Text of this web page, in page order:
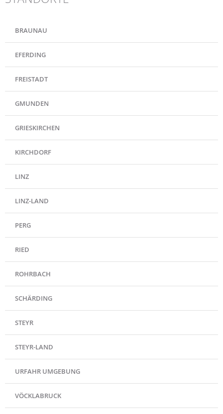
BRAUNAU
EFERDING
FREISTADT
GMUNDEN
GRIESKIRCHEN
KIRCHDORF
LINZ
LINZ-LAND
PERG
RIED
ROHRBACH
SCHÄRDING
STEYR
STEYR-LAND
URFAHR UMGEBUNG
VÖCKLABRUCK